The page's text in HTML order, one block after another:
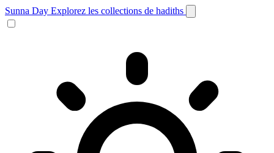
Sunna Day Explorez les collections de hadiths